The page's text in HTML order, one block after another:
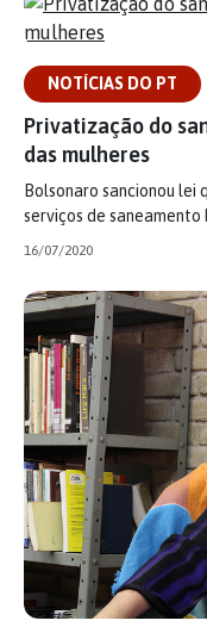
NOTÍCIAS DO PT
Privatização do
das mulheres
Bolsonaro sancionou lei
serviços de saneamento
16/07/2020